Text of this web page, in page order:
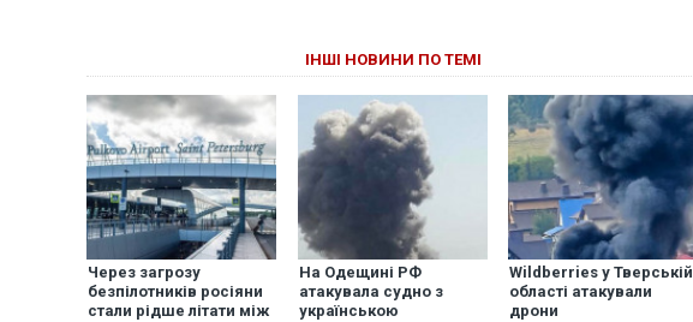
ІНШІ НОВИНИ ПО ТЕМІ
Через загрозу
безпілотників росіяни
стали рідше літати між
На Одещині РФ
атакувала судно з
українською
Wildberries у Тверській
області атакували
дрони